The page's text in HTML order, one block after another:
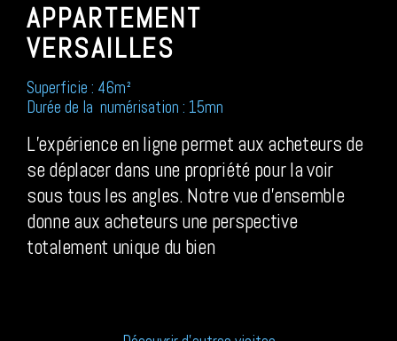
APPARTEMENT
VERSAILLES
Superficie : 46m²
Durée de la numérisation : 15mn
L’expérience en ligne permet aux acheteurs de
se déplacer dans une propriété pour la voir
sous tous les angles. Notre vue d’ensemble
donne aux acheteurs une perspective
totalement unique du bien